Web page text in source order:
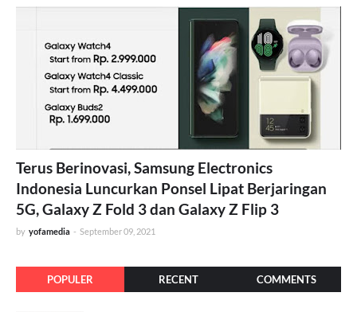
Terus Berinovasi, Samsung Electronics
Indonesia Luncurkan Ponsel Lipat Berjaringan
5G, Galaxy Z Fold 3 dan Galaxy Z Flip 3
by yofamedia - September 09, 2021
POPULER RECENT COMMENTS